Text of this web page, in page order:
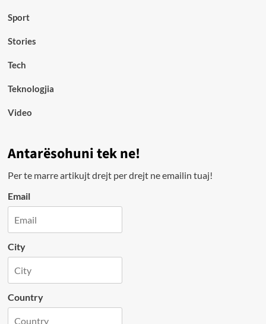
Sport
Stories
Tech
Teknologjia
Video
Antarësohuni tek ne!
Per te marre artikujt drejt per drejt ne emailin tuaj!
Email
City
Country